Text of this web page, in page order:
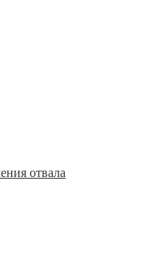
отвала